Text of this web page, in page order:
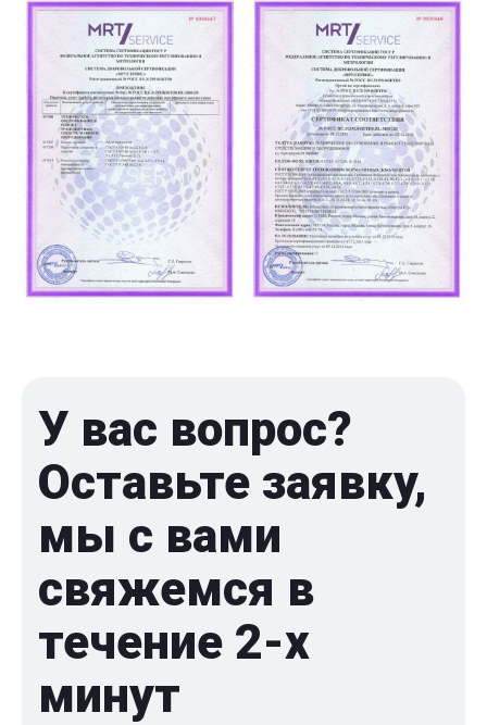
У вас вопрос?
Оставьте заявку,
мы с вами
свяжемся в
течение 2-x
минут